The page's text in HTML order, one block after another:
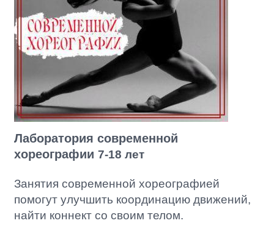
Лаборатория современной
хореографии 7-18 лет
Занятия современной хореографией
помогут улучшить координацию движений,
найти коннект со своим телом.